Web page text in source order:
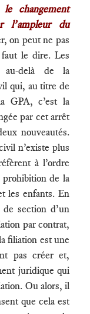
changement
l’ampleur du
on peut ne pas
le dire. Les
au-delà de la
qui, au titre de
GPA, c’est la
par cet arrêt
nouveautés.
n’existe plus
à l’ordre
de la
les enfants. En
section d’un
par contrat,
filiation est une
pas créer et,
juridique qui
Ou alors, il
que cela est